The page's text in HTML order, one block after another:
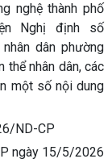
nghệ thành phố
Nghị định số
dân phường
thể nhân dân, các
một số nội dung
ND-CP
ngày 15/5/2026